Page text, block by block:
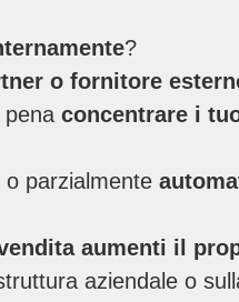
?
o fornitore
pena concentrare i
parzialmente
aumenti il
aziendale o